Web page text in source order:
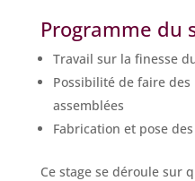
Programme du
Travail sur la finesse
Possibilité de faire
assemblées
Fabrication et pose
Ce stage se déroule sur